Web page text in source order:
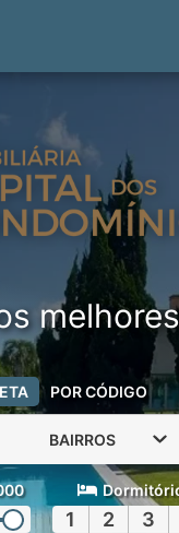
POR CÓDIGO
BAIRROS
1 2 3